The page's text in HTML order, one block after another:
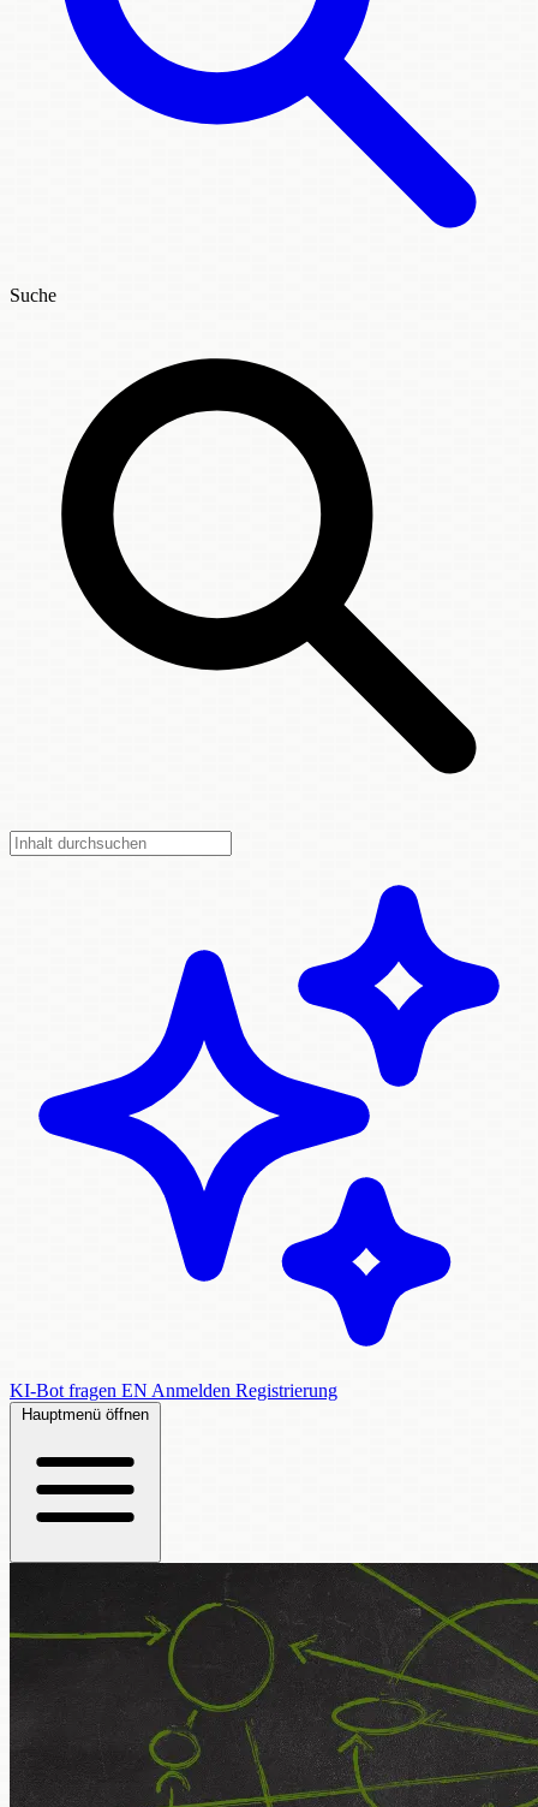
Suche
KI-Bot fragen EN Anmelden Registrierung
Hauptmenü öffnen